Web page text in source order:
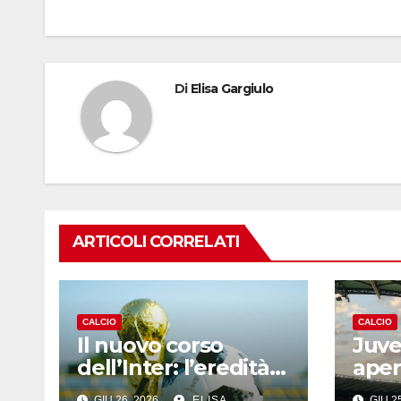
Di Elisa Gargiulo
ARTICOLI CORRELATI
CALCIO
Il nuovo corso
dell’Inter: l’eredità
di Inzaghi, il fattore
CALCIO
del